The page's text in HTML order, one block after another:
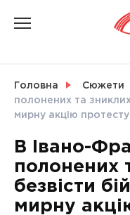
СВІТ
УКРАЇНА
Головна Сюжети
полонених та
мирну акцію
В Івано-
полонених
безвісти
мирну